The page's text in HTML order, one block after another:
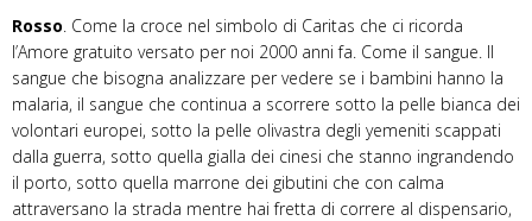
Rosso. Come la croce nel simbolo di Caritas che ci ricorda
l’Amore gratuito versato per noi 2000 anni fa. Come il sangue. Il
sangue che bisogna analizzare per vedere se i bambini hanno la
malaria, il sangue che continua a scorrere sotto la pelle bianca dei
volontari europei, sotto la pelle olivastra degli yemeniti scappati
dalla guerra, sotto quella gialla dei cinesi che stanno ingrandendo
il porto, sotto quella marrone dei gibutini che con calma
attraversano la strada mentre hai fretta di correre al dispensario,